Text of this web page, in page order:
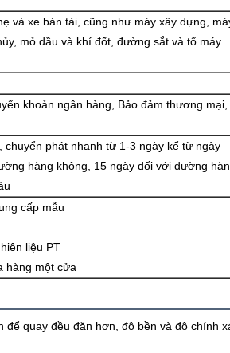
và xe bán tải, cũng như máy xây dựng,
mỏ dầu và khí đốt, đường sắt và tổ máy
khoản ngân hàng, Bảo đảm thương mại,
phát nhanh từ 1-3 ngày kể từ ngày
hàng không, 15 ngày đối với đường
cấp mẫu
liệu PT
hàng một cửa
quay đều đặn hơn, độ bền và độ chính